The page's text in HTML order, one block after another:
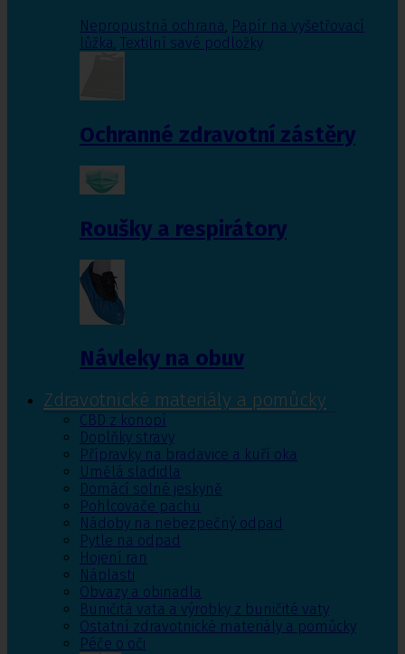
Nepropustná ochrana, Papír na vyšetřovací
lůžka, Textilní savé podložky
Ochranné zdravotní zástěry
Roušky a respirátory
Návleky na obuv
Zdravotnické materiály a pomůcky
CBD z konopí
Doplňky stravy
Přípravky na bradavice a kuří oka
Umělá sladidla
Domácí solné jeskyně
Pohlcovače pachu
Nádoby na nebezpečný odpad
Pytle na odpad
Hojení ran
Náplasti
Obvazy a obinadla
Buničitá vata a výrobky z buničité vaty
Ostatní zdravotnické materiály a pomůcky
Péče o oči